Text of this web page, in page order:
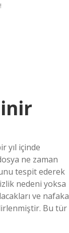
yıl içinde
ne zaman
tespit ederek
nedeni yoksa
ve nafaka
Bu tür